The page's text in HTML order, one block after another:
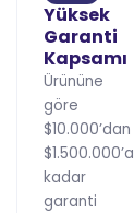
Yüksek
Garanti
Kapsamı
Ürününe
göre
$10.000’dan
$1.500.000’a
kadar
garanti